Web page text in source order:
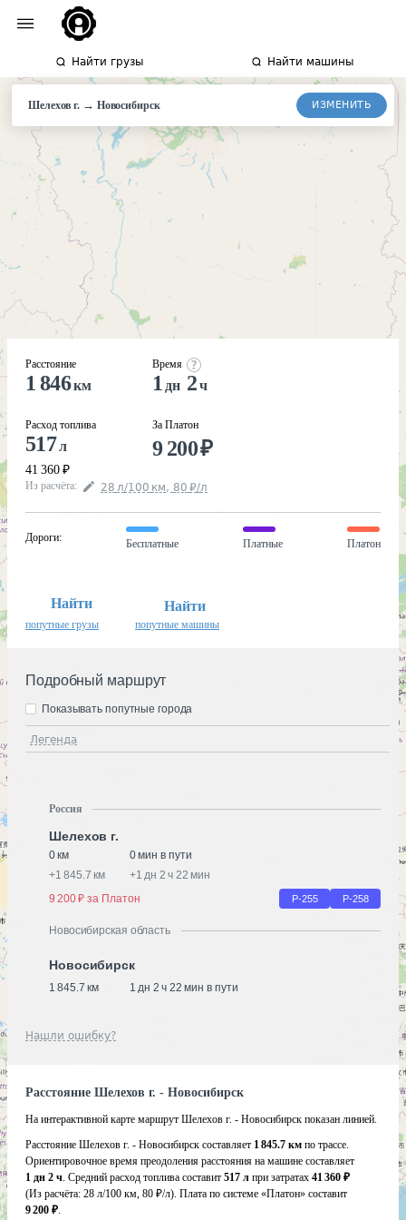
Найти грузы Найти машины
Шелехов г. → Новосибирск ИЗМЕНИТЬ
Расстояние
1 846км
Расход топлива
517л
41 360 ₽
Время
1 дн 2 ч
За Платон
9 200₽
Из расчёта: 28 л/100 км, 80 ₽/л
Дороги:
Бесплатные Платные Платон
Найти
попутные грузы
Найти
попутные машины
Подробный маршрут
Легенда
Показывать попутные города
Россия
Шелехов г.
0 км
0 мин в пути
+1 845.7 км +1 дн 2 ч 22 мин
9 200 ₽ за Платон
Р-255 Р-258
Новосибирская область
Новосибирск
1 845.7 км 1 дн 2 ч 22 мин в пути
Нашли ошибку?
Расстояние Шелехов г. - Новосибирск
На интерактивной карте маршрут Шелехов г. - Новосибирск показан линией.
Расстояние Шелехов г. - Новосибирск составляет 1 845.7 км по трассе.
Ориентировочное время преодоления расстояния на машине составляет
1 дн 2 ч. Средний расход топлива составит 517 л при затратах 41 360 ₽
(Из расчёта: 28 л/100 км, 80 ₽/л). Плата по системе «Платон» составит
9 200 ₽.